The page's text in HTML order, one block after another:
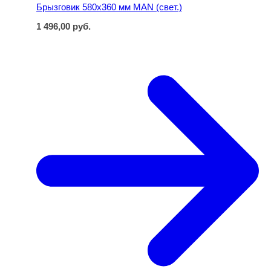
Брызговик 580х360 мм MAN (свет.)
1 496,00 руб.